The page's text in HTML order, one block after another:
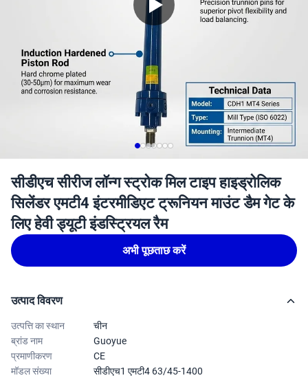
सीडीएच सीरीज लॉन्ग स्ट्रोक मिल टाइप हाइड्रोलिक
सिलेंडर एमटी4 इंटरमीडिएट ट्रूनियन माउंट डैम गेट के
लिए हेवी ड्यूटी इंडस्ट्रियल रैम
अभी पूछताछ करें
उत्पाद विवरण
उत्पत्ति का स्थान
चीन
ब्रांड नाम
Guoyue
प्रमाणीकरण
CE
मॉडल संख्या
सीडीएच1 एमटी4 63/45-1400